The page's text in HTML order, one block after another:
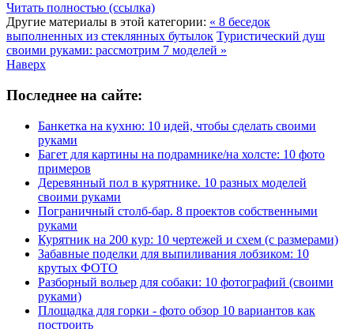
Читать полностью (ссылка)
Другие материалы в этой категории: « 8 беседок
выполненных из стеклянных бутылок Туристический душ
своими руками: рассмотрим 7 моделей »
Наверх
Последнее на сайте:
Банкетка на кухню: 10 идей, чтобы сделать своими
руками
Багет для картины на подрамнике/на холсте: 10 фото
примеров
Деревянный пол в курятнике. 10 разных моделей
своими руками
Пограничный столб-бар. 8 проектов собственными
руками
Курятник на 200 кур: 10 чертежей и схем (с размерами)
Забавные поделки для выпиливания лобзиком: 10
крутых ФОТО
Разборный вольер для собаки: 10 фотографий (своими
руками)
Площадка для горки - фото обзор 10 вариантов как
построить